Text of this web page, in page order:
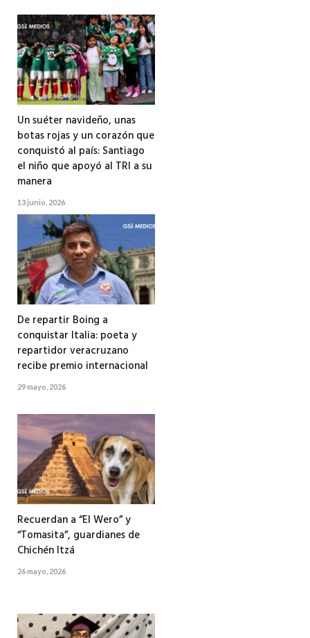
Un suéter navideño, unas
botas rojas y un corazón que
conquistó al país: Santiago
el niño que apoyó al TRI a su
manera
13 junio, 2026
De repartir Boing a
conquistar Italia: poeta y
repartidor veracruzano
recibe premio internacional
29 mayo, 2026
Recuerdan a “El Wero” y
“Tomasita”, guardianes de
Chichén Itzá
26 mayo, 2026